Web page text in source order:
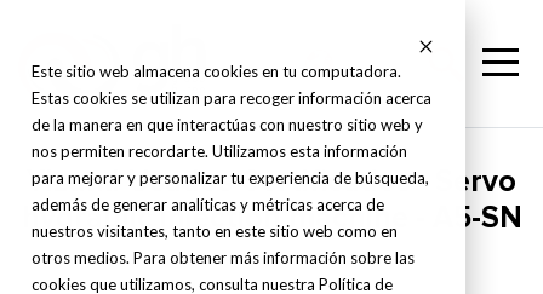
Este sitio web almacena cookies en tu computadora.
Estas cookies se utilizan para recoger información acerca
de la manera en que interactúas con nuestro sitio web y
nos permiten recordarte. Utilizamos esta información
para mejorar y personalizar tu experiencia de búsqueda,
además de generar analíticas y métricas acerca de
nuestros visitantes, tanto en este sitio web como en
otros medios. Para obtener más información sobre las
cookies que utilizamos, consulta nuestra Política de
Yizumi Usados Certificados - Servo
hydraulic injection machine - A5-SN